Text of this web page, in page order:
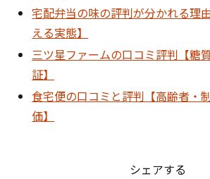
宅配弁当の味の評判が分かれる理
える実態】
三ツ星ファームの口コミ評判【糖
証】
食宅便の口コミと評判【高齢者・
価】
シェアする